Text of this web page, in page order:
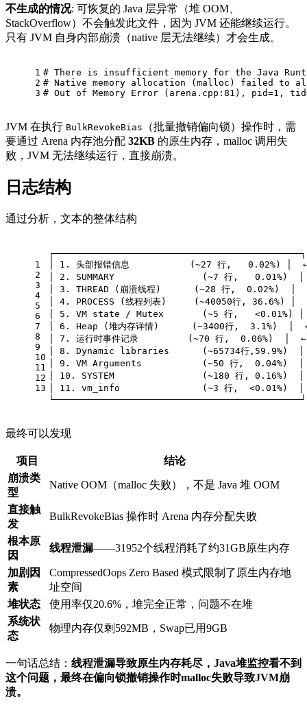
不生成的情况: 可恢复的 Java 层异常（堆 OOM、
StackOverflow）不会触发此文件，因为 JVM 还能继续运行。
只有 JVM 自身内部崩溃（native 层无法继续）才会生成。
1
2
3
# There is insufficient memory for the Java
# Native memory allocation (malloc) failed to
# Out of Memory Error (arena.cpp:81), pid=1,
JVM 在执行 BulkRevokeBias
（批量撤销偏向锁）操作时，需
要通过 Arena 内存池分配 32KB 的原生内存，malloc 调用失
败，JVM 无法继续运行，直接崩溃。
日志结构
通过分析，文本的整体结构
1
2
3
4
5
6
7
8
9
10
11
12
13
┌─────────────────────────────────────────────┐
│ 1. 头部报错信息           (~27 行,   0.02%) │  ←
│ 2. SUMMARY                (~7 行,   0.01%)  │
│ 3. THREAD (崩溃线程)      (~28 行,  0.02%)  │  ←
│ 4. PROCESS (线程列表)     (~40050行, 36.6%) │  ←
│ 5. VM state / Mutex       (~5 行,   <0.01%) │
│ 6. Heap (堆内存详情)      (~3400行,  3.1%)  │  ←
│ 7. 运行时事件记录         (~70 行,  0.06%)  │  ←
│ 8. Dynamic libraries      (~65734行,59.9%)  │
│ 9. VM Arguments           (~50 行,  0.04%)  │
│ 10. SYSTEM                (~180 行, 0.16%)  │  ←
│ 11. vm_info               (~3 行,  <0.01%)  │
└─────────────────────────────────────────────┘
最终可以发现
项目
结论
崩溃类
型
Native OOM（malloc 失败），不是 Java 堆 OOM
直接触
发
BulkRevokeBias 操作时 Arena 内存分配失败
根本原
因
线程泄漏——31952个线程消耗了约31GB原生内存
加剧因
素
CompressedOops Zero Based 模式限制了原生内存地
址空间
堆状态
使用率仅20.6%，堆完全正常，问题不在堆
系统状
态
物理内存仅剩592MB，Swap已用9GB
一句话总结： 线程泄漏导致原生内存耗尽，Java堆监控看不到
这个问题，最终在偏向锁撤销操作时malloc失败导致JVM崩
溃。